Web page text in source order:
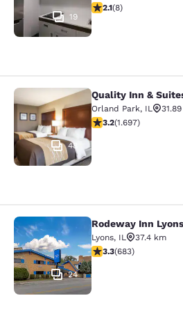
19
2.12-Sterne-
2.1(8)
Quality Inn & Suites
48
Quality Inn &
Orland Park, IL
3.22-Sterne-
3.2(1.697)
Rodeway Inn Lyons -
24
Rodeway Inn
Lyons, IL
37.4 km
3.33-Sterne-
3.3(683)